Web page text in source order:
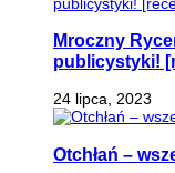
Mroczny
publicystyki!
24 lipca, 2023
Otchłań –